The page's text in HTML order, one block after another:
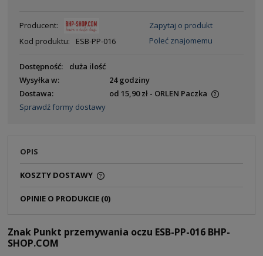
Producent:
Kod produktu:
ESB-PP-016
Zapytaj o produkt
Poleć znajomemu
Dostępność:
duża ilość
Wysyłka w:
24 godziny
Dostawa:
od 15,90 zł - ORLEN Paczka
Sprawdź formy dostawy
OPIS
KOSZTY DOSTAWY
OPINIE O PRODUKCIE (0)
Znak Punkt przemywania oczu ESB-PP-016 BHP-
SHOP.COM